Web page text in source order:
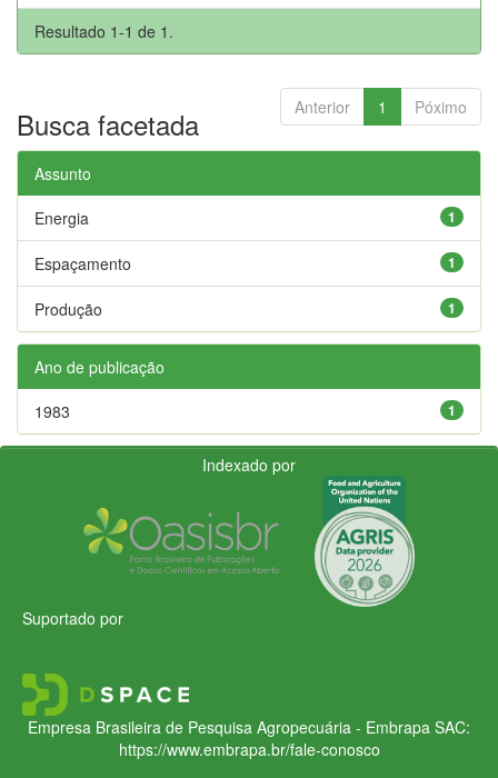
Resultado 1-1 de 1.
Anterior 1 Póximo
Busca facetada
Assunto
1
Energia
1
Espaçamento
1
Produção
Ano de publicação
1
1983
Indexado por
Suportado por
Empresa Brasileira de Pesquisa Agropecuária - Embrapa SAC:
https://www.embrapa.br/fale-conosco